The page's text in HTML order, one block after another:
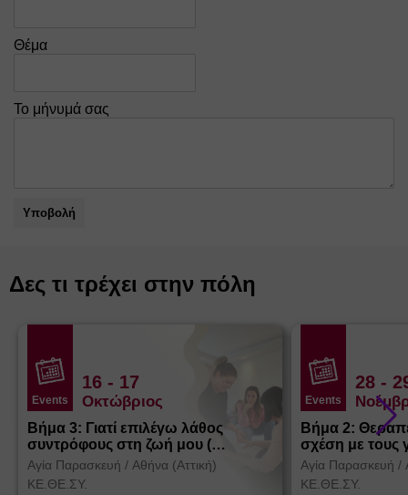
Θέμα
Το μήνυμά σας
Υποβολή
Δες τι τρέχει στην πόλη
Events
16 - 17
Οκτώβριος
Βήμα 3: Γιατί επιλέγω λάθος
συντρόφους στη ζωή μου (
Θεσσαλονίκη)
Αγία Παρασκευή / Αθήνα (Αττική)
ΚΕ.ΘΕ.ΣΥ.
Events
28 -
Βήμα 2:
σχέση με τους
Αγία Παρασκευή /
ΚΕ.ΘΕ.ΣΥ.